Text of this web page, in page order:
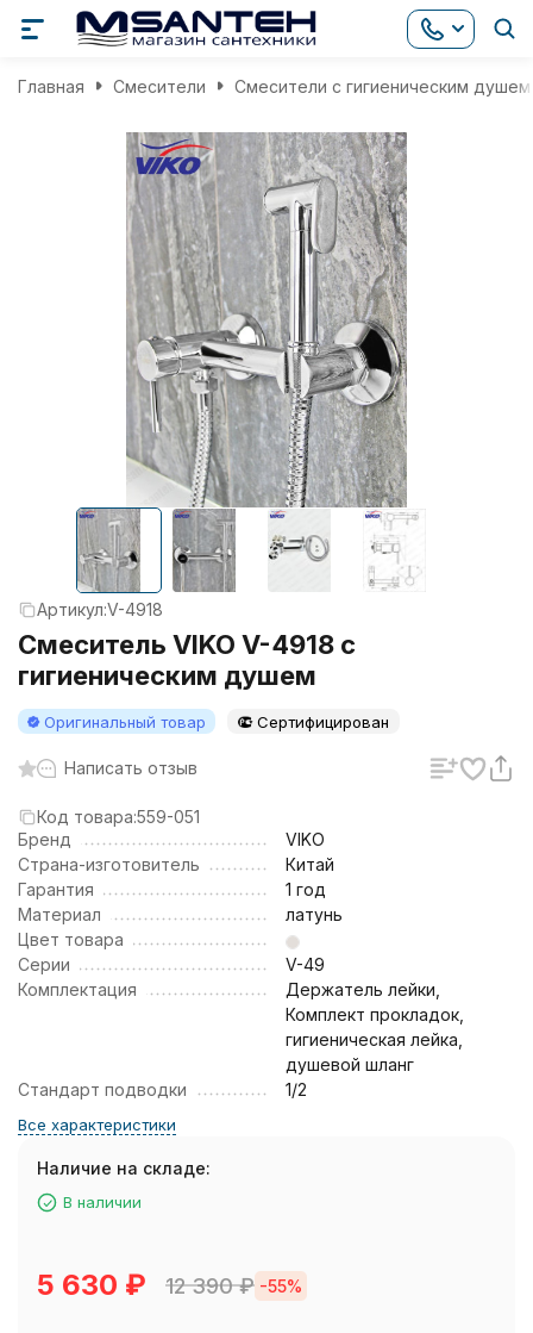
Главная Смесители Смесители с гигиеническим душем
Артикул:V-4918
Смеситель VIKO V-4918 с
гигиеническим душем
Оригинальный товар Сертифицирован
Написать отзыв
Код товара:559-051
Бренд
VIKO
Страна-изготовитель
Китай
Гарантия
1 год
Материал
латунь
Цвет товара
Серии
V-49
Комплектация
Держатель лейки,
Комплект прокладок,
гигиеническая лейка,
душевой шланг
Стандарт подводки
1/2
Все характеристики
Наличие на складе:
В наличии
5 630 ₽ 12 390₽ -55%